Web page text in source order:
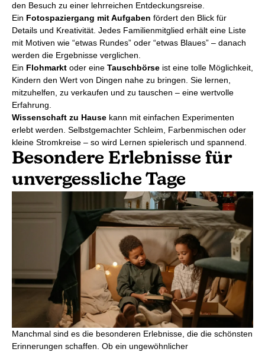
den Besuch zu einer lehrreichen Entdeckungsreise.
Ein Fotospaziergang mit Aufgaben fördert den Blick für
Details und Kreativität. Jedes Familienmitglied erhält eine Liste
mit Motiven wie “etwas Rundes” oder “etwas Blaues” – danach
werden die Ergebnisse verglichen.
Ein Flohmarkt oder eine Tauschbörse ist eine tolle Möglichkeit,
Kindern den Wert von Dingen nahe zu bringen. Sie lernen,
mitzuhelfen, zu verkaufen und zu tauschen – eine wertvolle
Erfahrung.
Wissenschaft zu Hause kann mit einfachen Experimenten
erlebt werden. Selbstgemachter Schleim, Farbenmischen oder
kleine Stromkreise – so wird Lernen spielerisch und spannend.
Besondere Erlebnisse für
unvergessliche Tage
Manchmal sind es die besonderen Erlebnisse, die die schönsten
Erinnerungen schaffen. Ob ein ungewöhnlicher